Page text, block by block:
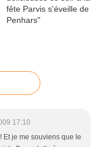
17:10
Et je me souviens que le